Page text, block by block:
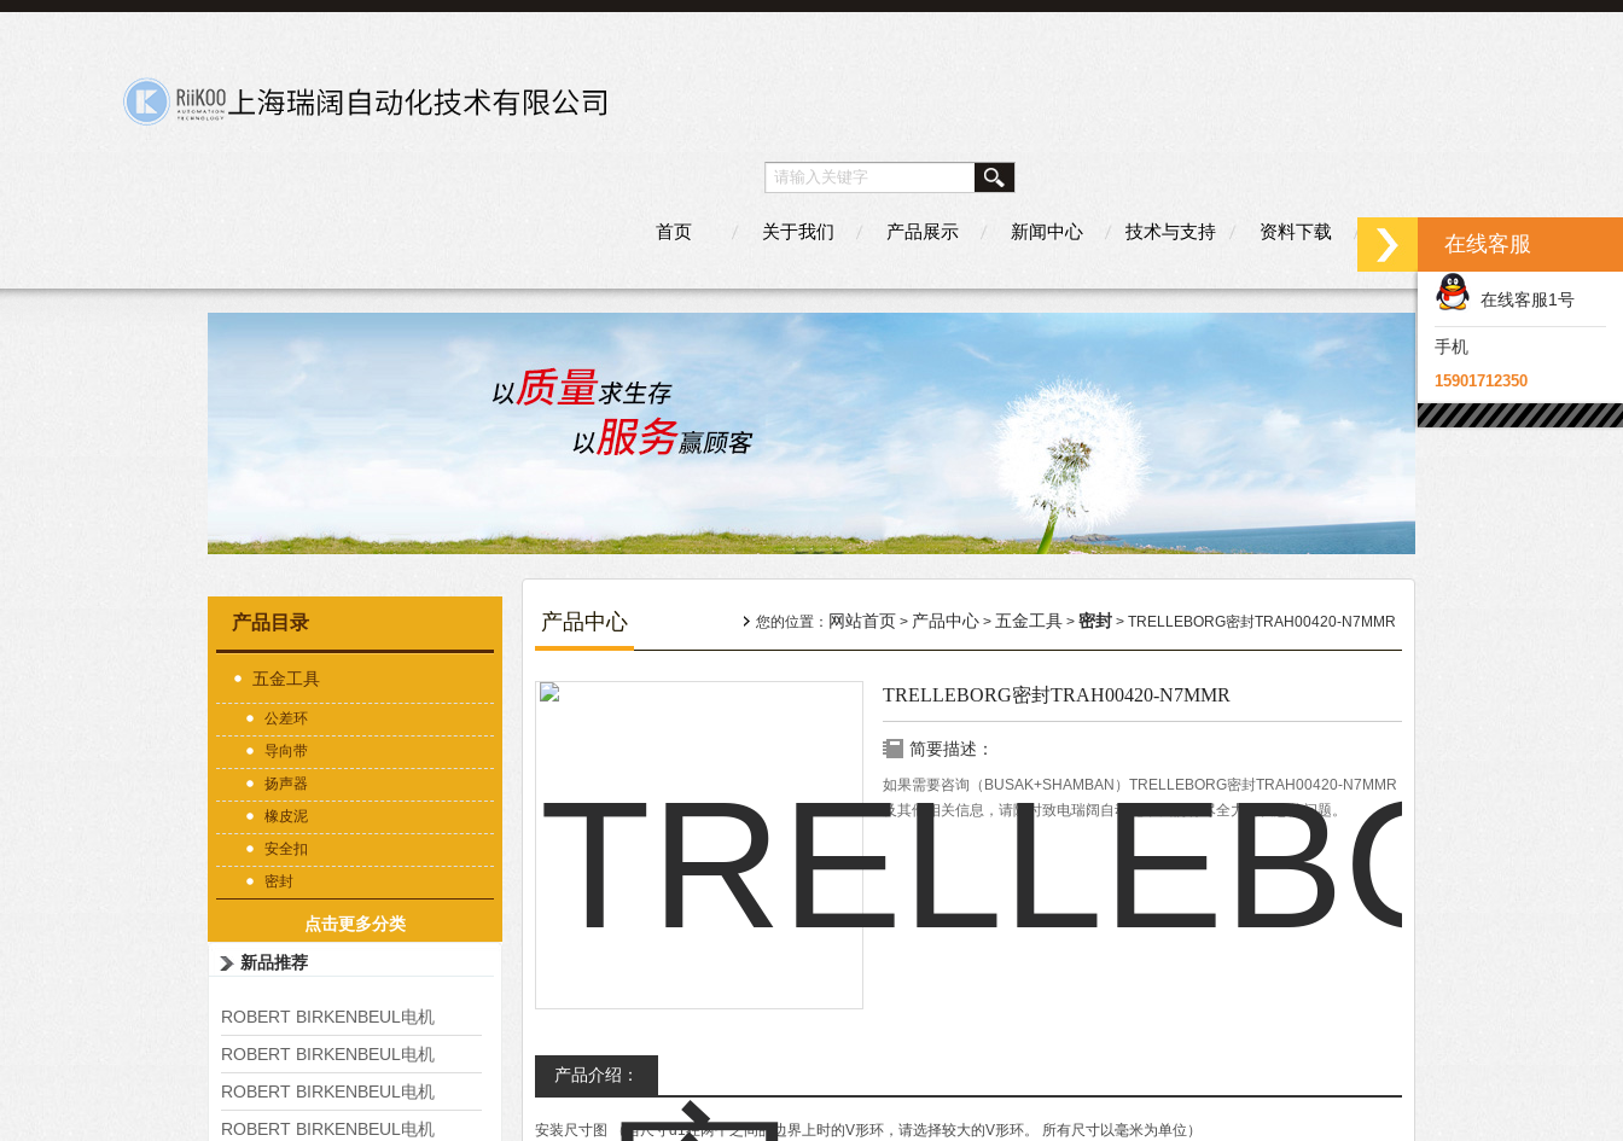
首页 关于我们 产品展示 新闻中心 技术与支持 资料下载 联系我们
产品目录
五金工具
公差环
导向带
扬声器
橡皮泥
安全扣
密封
点击更多分类
新品推荐
ROBERT BIRKENBEUL电机
8APE225M-4-IE3
ROBERT BIRKENBEUL电机
8APE180L-4 IE3
ROBERT BIRKENBEUL电机
8APE160M-6 IE3
ROBERT BIRKENBEUL电机
产品中心 您的位置： 网站首页 > 产品中心 > 五金工具 > 密封 > TRELLEBORG密封TRAH00420-N7MMR
TRELLEBORG密封TRAH00420-N7MMR
简要描述：
如果需要咨询（BUSAK+SHAMBAN）TRELLEBORG密封TRAH00420-N7MMR
及其他相关信息，请随时致电瑞阔自动化，我们将尽全力解决您的问题。
产品介绍：
安装尺寸图 （当尺寸d1在两个之间的边界上时的V形环，请选择较大的V形环。 所有尺寸以毫米为单位）
在线客服
在线客服1号
手机
15901712350